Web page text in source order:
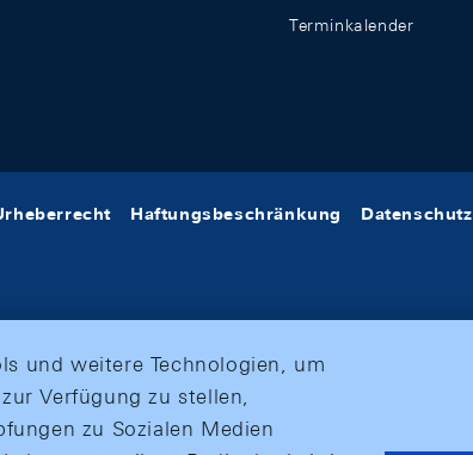
Terminkalender
Haftungsbeschränkung Datenschutz
und weitere Technologien, um
Verfügung zu stellen,
zu Sozialen Medien